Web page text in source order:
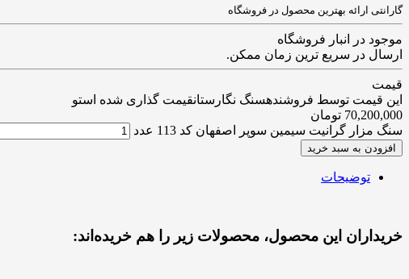
گارانتی ارائه بهترین محصول در فروشگاه
موجود در انبار فروشگاه
ارسال در سریع ترین زمان ممکن.
قیمت
این قیمت توسط فروشندهسنگ نگارستانقیمت گذاری شده استو
70,200,000 تومان
سنگ مزار گرانیت سیمین سوپر اصفهان کد 113 عدد
افزودن به سبد خرید
توضیحات
خریداران این محصول، محصولات زیر را هم خریده‌اند: